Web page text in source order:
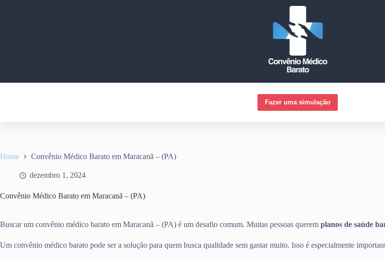
Fazer uma simulação
Home Convênio Médico Barato em Maracanã – (PA)
dezembro 1, 2024
Convênio Médico Barato em Maracanã – (PA)
Buscar um convênio médico barato em Maracanã – (PA) é um desafio comum. Muitas pessoas querem planos de saúde
Um convênio médico barato pode ser a solução para quem busca qualidade sem gastar muito. Isso é especialmente